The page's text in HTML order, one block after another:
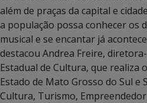
além de praças da capital e
a população possa conhecer os
musical e se encantar já
destacou Andrea Freire,
Estadual de Cultura, que realiza
Estado de Mato Grosso do Sul e
Cultura, Turismo,